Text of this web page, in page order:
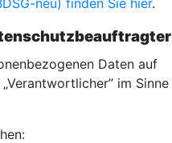
neu) finden Sie hier.
Daten auf
im Sinne